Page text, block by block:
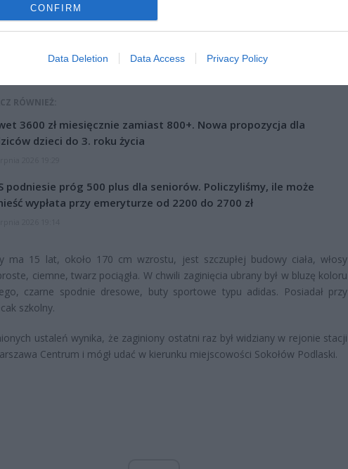
CONFIRM
Data Deletion Data Access Privacy Policy
RÓWNIEŻ:
3600 zł miesięcznie zamiast 800+. Nowa propozycja dla
dzieci do 3. roku życia
podniesie próg 500 plus dla seniorów. Policzyliśmy, ile może
wypłata przy emeryturze od 2200 do 2700 zł
ma 15 lat, około 170 cm wzrostu, jest szczupłej budowy ciała, włosy
ciemne, twarz pociągła. W chwili zaginięcia ubrany był w bluzę koloru
czarne spodnie dresowe, buty sportowe typu adidas. Posiadał przy
szkolny.
ustaleń wynika, że zaginiony ostatni raz był widziany w rejonie stacji
Centrum i mógł udać w kierunku miejscowości Sokołów Podlaski.